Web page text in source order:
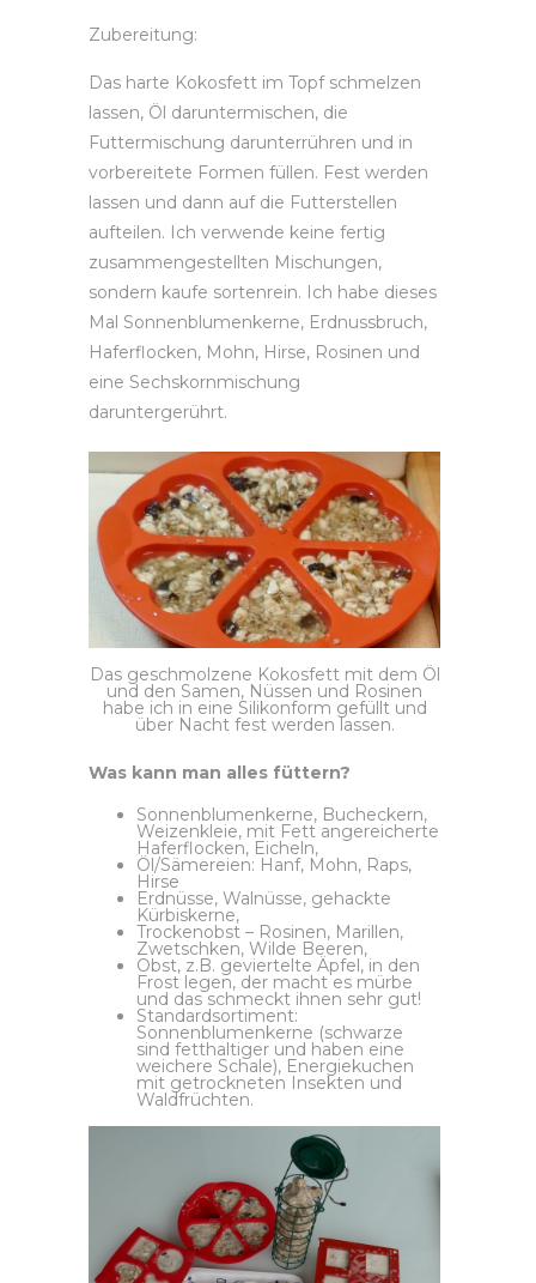
Zubereitung:
Das harte Kokosfett im Topf schmelzen
lassen, Öl daruntermischen, die
Futtermischung darunterrühren und in
vorbereitete Formen füllen. Fest werden
lassen und dann auf die Futterstellen
aufteilen. Ich verwende keine fertig
zusammengestellten Mischungen,
sondern kaufe sortenrein. Ich habe dieses
Mal Sonnenblumenkerne, Erdnussbruch,
Haferflocken, Mohn, Hirse, Rosinen und
eine Sechskornmischung
daruntergerührt.
Das geschmolzene Kokosfett mit dem Öl
und den Samen, Nüssen und Rosinen
habe ich in eine Silikonform gefüllt und
über Nacht fest werden lassen.
Was kann man alles füttern?
Sonnenblumenkerne, Bucheckern,
Weizenkleie, mit Fett angereicherte
Haferflocken, Eicheln,
Öl/Sämereien: Hanf, Mohn, Raps,
Hirse
Erdnüsse, Walnüsse, gehackte
Kürbiskerne,
Trockenobst – Rosinen, Marillen,
Zwetschken, Wilde Beeren,
Obst, z.B. geviertelte Äpfel, in den
Frost legen, der macht es mürbe
und das schmeckt ihnen sehr gut!
Standardsortiment:
Sonnenblumenkerne (schwarze
sind fetthaltiger und haben eine
weichere Schale), Energiekuchen
mit getrockneten Insekten und
Waldfrüchten.